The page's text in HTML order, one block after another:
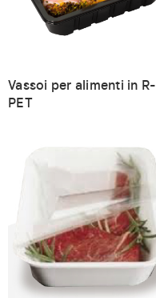
Vassoi per alimenti in R-
PET